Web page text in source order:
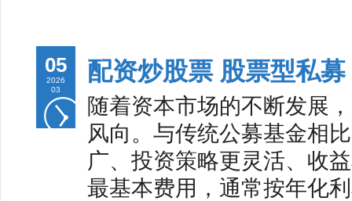
05
2026
03
配资炒股票 股票型私
随着资本市场的不断发展
风向。与传统公募基金相
广、投资策略更灵活、收
最基本费用，通常按年化